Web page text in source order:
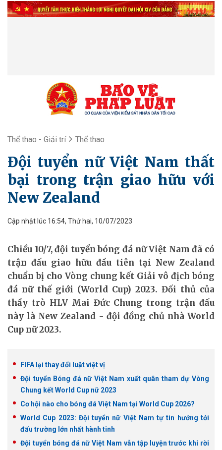
Thể thao - Giải trí Thể thao
Đội tuyển nữ Việt Nam thất
bại trong trận giao hữu với
New Zealand
Cập nhật lúc 16:54, Thứ hai, 10/07/2023
Chiều 10/7, đội tuyển bóng đá nữ Việt Nam đã có
trận đấu giao hữu đầu tiên tại New Zealand
chuẩn bị cho Vòng chung kết Giải vô địch bóng
đá nữ thế giới (World Cup) 2023. Đối thủ của
thầy trò HLV Mai Đức Chung trong trận đấu
này là New Zealand - đội đồng chủ nhà World
Cup nữ 2023.
FIFA lại thay đổi luật việt vị
Đội tuyển Bóng đá nữ Việt Nam xuất quân tham dự Vòng
Chung kết World Cup nữ 2023
Cơ hội nào cho bóng đá Việt Nam tại World Cup 2026?
World Cup 2023: Đội tuyển nữ Việt Nam tự tin hướng tới
đấu trường lớn nhất hành tinh
Đội tuyển bóng đá nữ Việt Nam vẫn tập luyện trước khi rời